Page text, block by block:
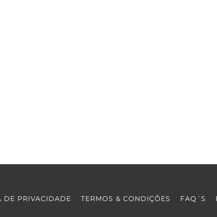
DE PRIVACIDADE TERMOS & CONDIÇÕES FAQ´S